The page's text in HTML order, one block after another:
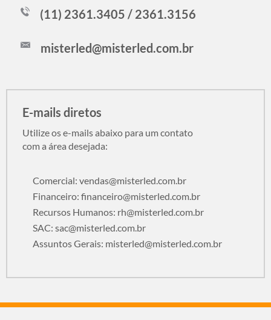
(11) 2361.3405 / 2361.3156
misterled@misterled.com.br
E-mails diretos
Utilize os e-mails abaixo para um contato
com a área desejada:
Comercial: vendas@misterled.com.br
Financeiro: financeiro@misterled.com.br
Recursos Humanos: rh@misterled.com.br
SAC: sac@misterled.com.br
Assuntos Gerais: misterled@misterled.com.br